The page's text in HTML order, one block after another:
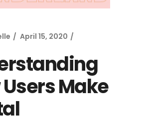
April 15, 2020
Make